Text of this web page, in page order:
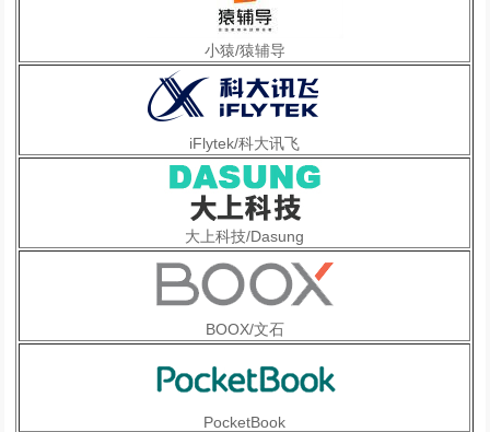
小猿/猿辅导
iFlytek/科大讯飞
大上科技/Dasung
BOOX/文石
PocketBook